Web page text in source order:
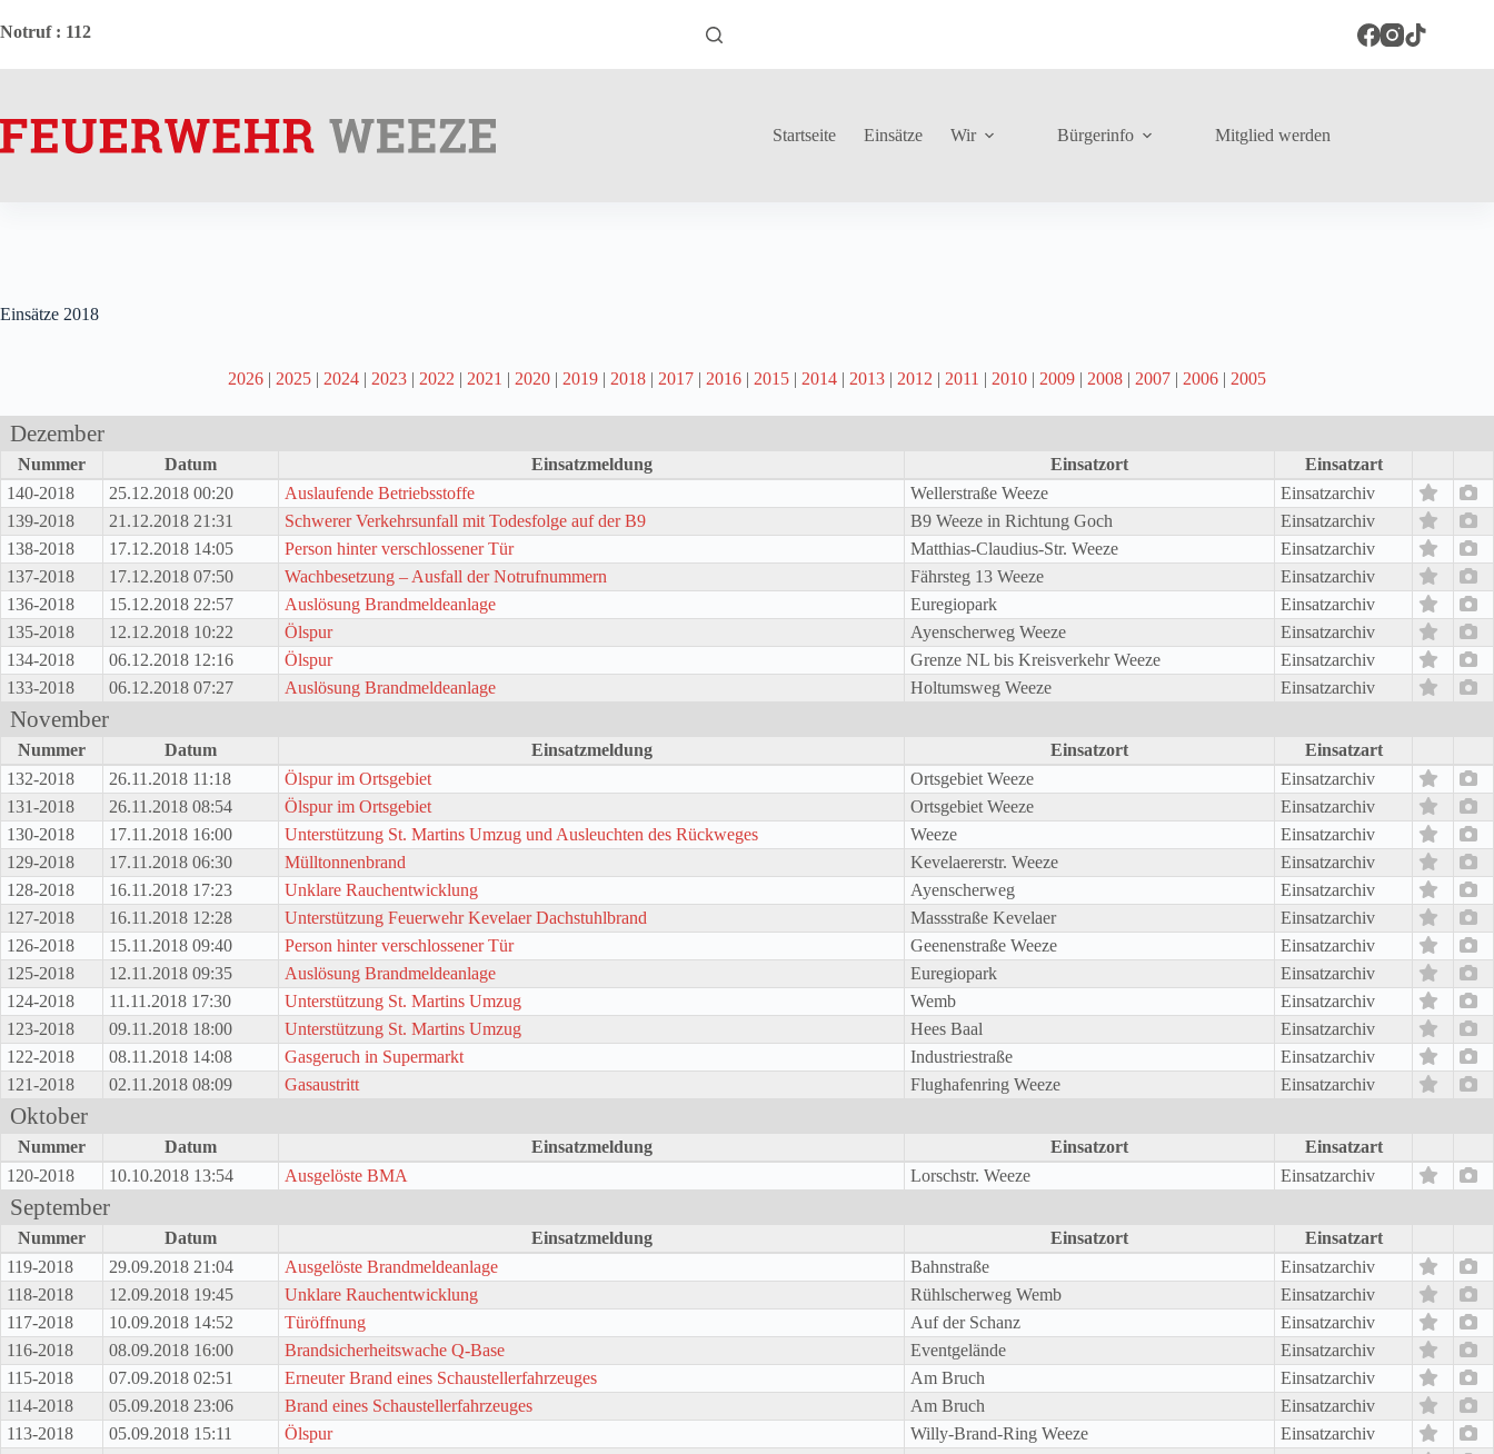
Inhalt
Notruf: 112
Startseite Einsätze Wir Bürgerinfo Mitglied werden
Einsätze 2018
2026 | 2025 | 2024 | 2023 | 2022 | 2021 | 2020 | 2019 | 2018 | 2017 | 2016 | 2015 | 2014 | 2013 | 2012 | 2011 | 2010 | 2009 | 2008 | 2007 | 2006 | 2005
Dezember
Nummer Datum Einsatzmeldung Einsatzort
Einsatzart
140-2018
25.12.2018 00:20 Auslaufende Betriebsstoffe Wellerstraße Weeze
Einsatzarchiv
139-2018
21.12.2018 21:31 Schwerer Verkehrsunfall mit Todesfolge auf der B9 B9 Weeze in Richtung Goch
Einsatzarchiv
138-2018
17.12.2018 14:05 Person hinter verschlossener Tür Matthias-Claudius-Str. Weeze
Einsatzarchiv
137-2018
17.12.2018 07:50 Wachbesetzung – Ausfall der Notrufnummern Fährsteg 13 Weeze
Einsatzarchiv
136-2018
15.12.2018 22:57 Auslösung Brandmeldeanlage Euregiopark
Einsatzarchiv
135-2018
12.12.2018 10:22 Ölspur Ayenscherweg Weeze
Einsatzarchiv
134-2018
06.12.2018 12:16 Ölspur Grenze NL bis Kreisverkehr Weeze
Einsatzarchiv
133-2018
06.12.2018 07:27 Auslösung Brandmeldeanlage Holtumsweg Weeze Einsatzarchiv
November
Nummer Datum Einsatzmeldung Einsatzort
Einsatzart
132-2018
26.11.2018 11:18 Ölspur im Ortsgebiet Ortsgebiet Weeze
Einsatzarchiv
131-2018
26.11.2018 08:54 Ölspur im Ortsgebiet Ortsgebiet Weeze
Einsatzarchiv
130-2018
17.11.2018 16:00 Unterstützung St. Martins Umzug und Ausleuchten des Rückweges Weeze
Einsatzarchiv
129-2018
17.11.2018 06:30 Mülltonnenbrand Kevelaererstr. Weeze
Einsatzarchiv
128-2018
16.11.2018 17:23 Unklare Rauchentwicklung Ayenscherweg
Einsatzarchiv
127-2018
16.11.2018 12:28 Unterstützung Feuerwehr Kevelaer Dachstuhlbrand Massstraße Kevelaer
Einsatzarchiv
126-2018
15.11.2018 09:40 Person hinter verschlossener Tür Geenenstraße Weeze
Einsatzarchiv
125-2018
12.11.2018 09:35 Auslösung Brandmeldeanlage Euregiopark
Einsatzarchiv
124-2018
11.11.2018 17:30 Unterstützung St. Martins Umzug Wemb
Einsatzarchiv
123-2018
09.11.2018 18:00 Unterstützung St. Martins Umzug Hees Baal
Einsatzarchiv
122-2018
08.11.2018 14:08 Gasgeruch in Supermarkt Industriestraße
Einsatzarchiv
121-2018
02.11.2018 08:09 Gasaustritt Flughafenring Weeze Einsatzarchiv
Oktober
Nummer Datum Einsatzmeldung Einsatzort
Einsatzart
120-2018
10.10.2018 13:54 Ausgelöste BMA Lorschstr. Weeze Einsatzarchiv
September
Nummer Datum Einsatzmeldung Einsatzort
Einsatzart
119-2018
29.09.2018 21:04 Ausgelöste Brandmeldeanlage Bahnstraße
Einsatzarchiv
118-2018
12.09.2018 19:45 Unklare Rauchentwicklung Rühlscherweg Wemb
Einsatzarchiv
117-2018
10.09.2018 14:52 Türöffnung Auf der Schanz
Einsatzarchiv
116-2018
08.09.2018 16:00 Brandsicherheitswache Q-Base Eventgelände
Einsatzarchiv
115-2018
07.09.2018 02:51 Erneuter Brand eines Schaustellerfahrzeuges Am Bruch
Einsatzarchiv
114-2018
05.09.2018 23:06 Brand eines Schaustellerfahrzeuges Am Bruch
Einsatzarchiv
113-2018
05.09.2018 15:11 Ölspur Willy-Brand-Ring Weeze
Einsatzarchiv